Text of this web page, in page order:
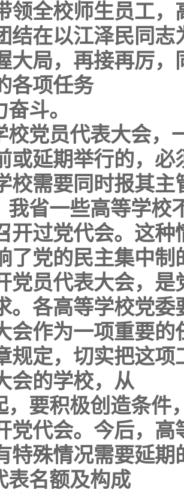
领全校师生员工
结在以江泽民同
大局，再接再厉
各项任务
斗。
校党员代表大会，
或延期举行的，
校需要同时报其
我省一些高等学校
开过党代会。这
了党的民主集中
党员代表大会，
。各高等学校党
会作为一项重要
规定，切实把这
会的学校，从
，要积极创造条件
党代会。今后，
特殊情况需要延
表名额及构成